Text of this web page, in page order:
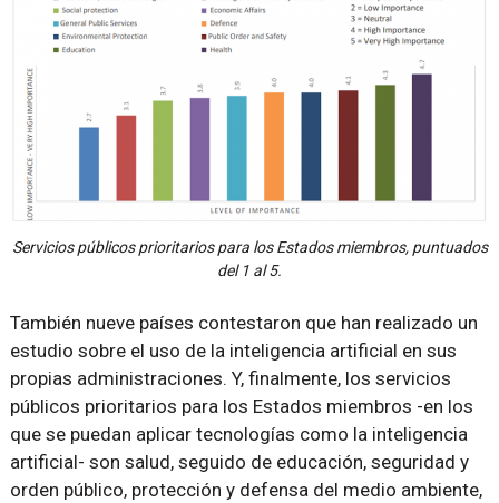
Servicios públicos prioritarios para los Estados miembros, puntuados
del 1 al 5.
También nueve países contestaron que han realizado un
estudio sobre el uso de la inteligencia artificial en sus
propias administraciones. Y, finalmente, los servicios
públicos prioritarios para los Estados miembros -en los
que se puedan aplicar tecnologías como la inteligencia
artificial- son salud, seguido de educación, seguridad y
orden público, protección y defensa del medio ambiente,